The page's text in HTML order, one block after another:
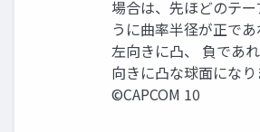
場合は、先ほどのテ
うに曲率半径が正で
左向きに凸、 負であ
向きに凸な球面になり
©CAPCOM 10